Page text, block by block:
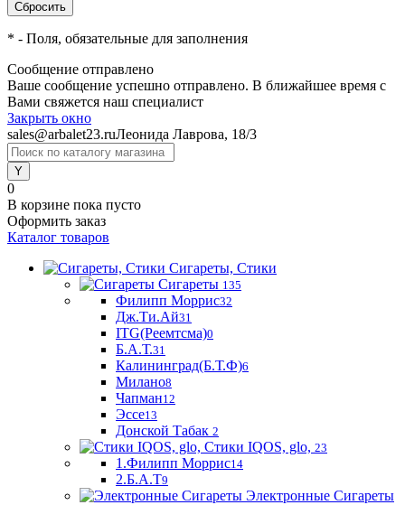
* - Поля, обязательные для заполнения
Сообщение отправлено
Ваше сообщение успешно отправлено. В ближайшее время с
Вами свяжется наш специалист
Закрыть окно
sales@arbalet23.ruЛеонида Лаврова, 18/3
0
В корзине пока пусто
Оформить заказ
Каталог товаров
Сигареты, Стики
Сигареты 135
Филипп Моррис32
Дж.Ти.Ай31
ITG(Реемтсма)0
Б.А.Т.31
Калининград(Б.Т.Ф)6
Милано8
Чапман12
Эссе13
Донской Табак 2
Стики IQOS, glo, 23
1.Филипп Моррис14
2.Б.А.Т9
Электронные Сигареты